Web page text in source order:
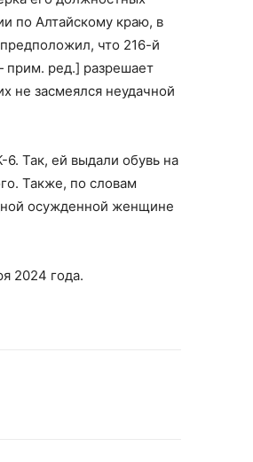
по Алтайскому краю, в
что 216-й
прим. ред.] разрешает
не засмеялся неудачной
Так, ей выдали обувь на
Также, по словам
осужденной женщине
2024 года.